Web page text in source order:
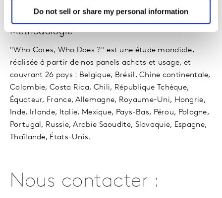
Do not sell or share my personal information
Méthodologie
"Who Cares, Who Does ?" est une étude mondiale,
réalisée à partir de nos panels achats et usage, et
couvrant 26 pays : Belgique, Brésil, Chine continentale,
Colombie, Costa Rica, Chili, République Tchèque,
Équateur, France, Allemagne, Royaume-Uni, Hongrie,
Inde, Irlande, Italie, Mexique, Pays-Bas, Pérou, Pologne,
Portugal, Russie, Arabie Saoudite, Slovaquie, Espagne,
Thaïlande, États-Unis.
Nous contacter :